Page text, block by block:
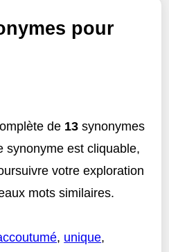
pour
de 13 synonymes
synonyme est cliquable,
votre exploration
mots similaires.
, unique,